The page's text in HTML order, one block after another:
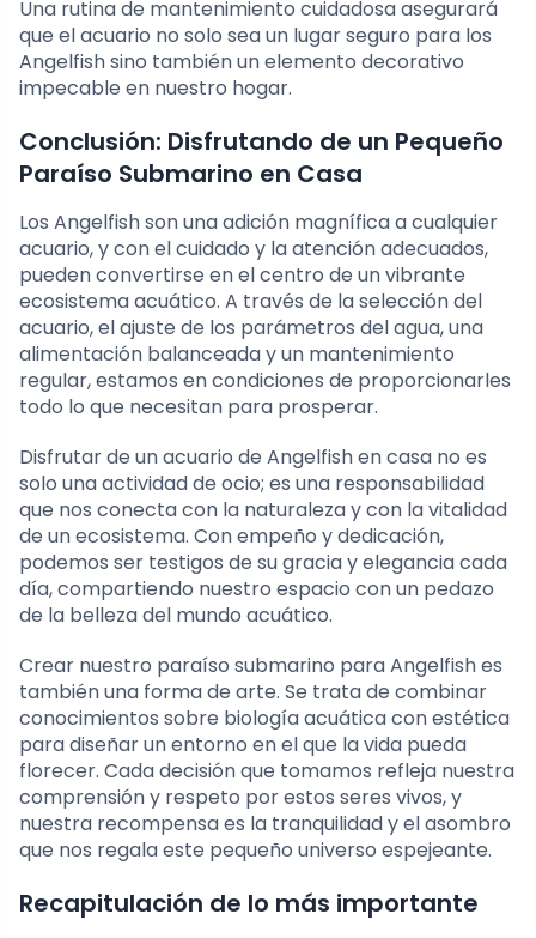
Una rutina de mantenimiento cuidadosa asegurará
que el acuario no solo sea un lugar seguro para los
Angelfish sino también un elemento decorativo
impecable en nuestro hogar.
Conclusión: Disfrutando de un Pequeño
Paraíso Submarino en Casa
Los Angelfish son una adición magnífica a cualquier
acuario, y con el cuidado y la atención adecuados,
pueden convertirse en el centro de un vibrante
ecosistema acuático. A través de la selección del
acuario, el ajuste de los parámetros del agua, una
alimentación balanceada y un mantenimiento
regular, estamos en condiciones de proporcionarles
todo lo que necesitan para prosperar.
Disfrutar de un acuario de Angelfish en casa no es
solo una actividad de ocio; es una responsabilidad
que nos conecta con la naturaleza y con la vitalidad
de un ecosistema. Con empeño y dedicación,
podemos ser testigos de su gracia y elegancia cada
día, compartiendo nuestro espacio con un pedazo
de la belleza del mundo acuático.
Crear nuestro paraíso submarino para Angelfish es
también una forma de arte. Se trata de combinar
conocimientos sobre biología acuática con estética
para diseñar un entorno en el que la vida pueda
florecer. Cada decisión que tomamos refleja nuestra
comprensión y respeto por estos seres vivos, y
nuestra recompensa es la tranquilidad y el asombro
que nos regala este pequeño universo espejeante.
Recapitulación de lo más importante